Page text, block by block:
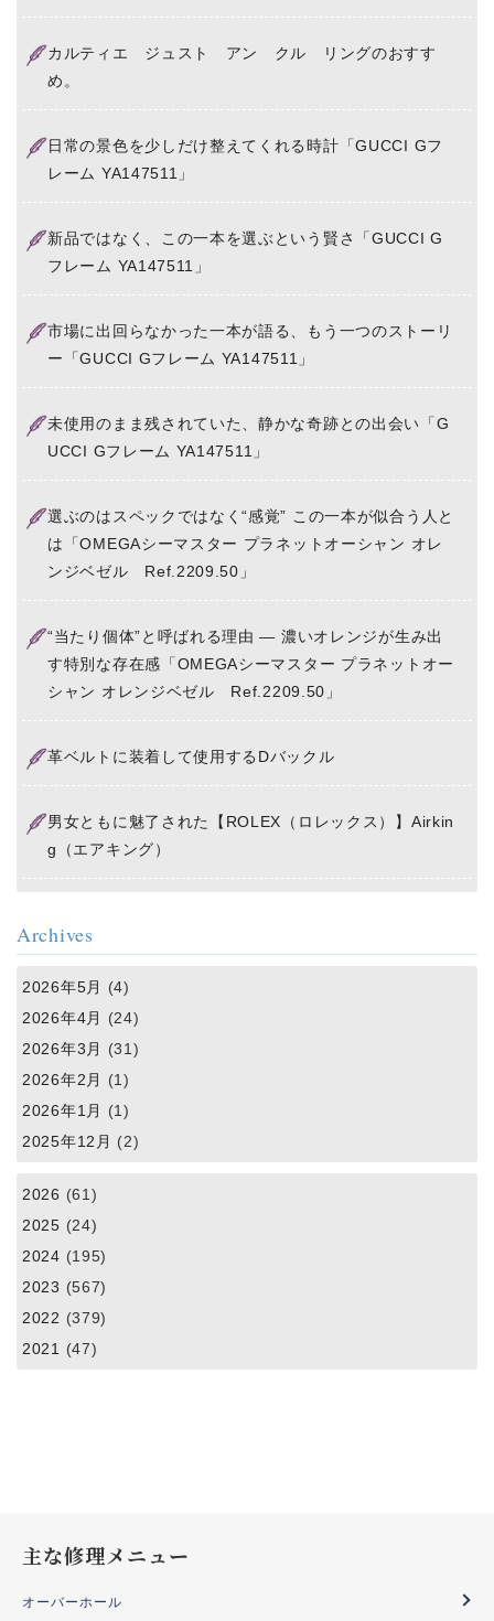
カルティエ ジュスト アン クル リングのおすす
め。
日常の景色を少しだけ整えてくれる時計「GUCCI Gフ
レーム YA147511」
新品ではなく、この一本を選ぶという賢さ「GUCCI G
フレーム YA147511」
市場に出回らなかった一本が語る、もう一つのストーリ
ー「GUCCI Gフレーム YA147511」
未使用のまま残されていた、静かな奇跡との出会い「G
UCCI Gフレーム YA147511」
選ぶのはスペックではなく“感覚” この一本が似合う人と
は「OMEGAシーマスター プラネットオーシャン オレ
ンジベゼル Ref.2209.50」
“当たり個体”と呼ばれる理由 ― 濃いオレンジが生み出
す特別な存在感「OMEGAシーマスター プラネットオー
シャン オレンジベゼル Ref.2209.50」
革ベルトに装着して使用するDバックル
男女ともに魅了された【ROLEX（ロレックス）】Airkin
g（エアキング）
Archives
2026年5月
(4)
2026年4月
(24)
2026年3月
(31)
2026年2月
(1)
2026年1月
(1)
2025年12月 (2)
2026 (61)
2025 (24)
2024 (195)
2023 (567)
2022 (379)
2021 (47)
主な修理メニュー
オーバーホール